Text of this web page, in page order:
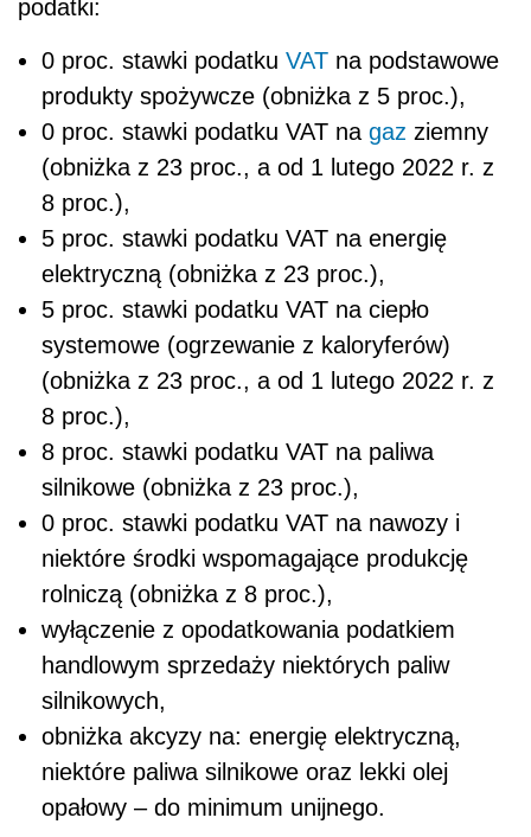
podatki:
0 proc. stawki podatku VAT na podstawowe
produkty spożywcze (obniżka z 5 proc.),
0 proc. stawki podatku VAT na gaz ziemny
(obniżka z 23 proc., a od 1 lutego 2022 r. z
8 proc.),
5 proc. stawki podatku VAT na energię
elektryczną (obniżka z 23 proc.),
5 proc. stawki podatku VAT na ciepło
systemowe (ogrzewanie z kaloryferów)
(obniżka z 23 proc., a od 1 lutego 2022 r. z
8 proc.),
8 proc. stawki podatku VAT na paliwa
silnikowe (obniżka z 23 proc.),
0 proc. stawki podatku VAT na nawozy i
niektóre środki wspomagające produkcję
rolniczą (obniżka z 8 proc.),
wyłączenie z opodatkowania podatkiem
handlowym sprzedaży niektórych paliw
silnikowych,
obniżka akcyzy na: energię elektryczną,
niektóre paliwa silnikowe oraz lekki olej
opałowy – do minimum unijnego.